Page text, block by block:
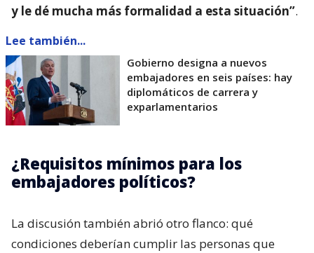
y le dé mucha más formalidad a esta situación”.
Lee también...
Gobierno designa a nuevos
embajadores en seis países: hay
diplomáticos de carrera y
exparlamentarios
¿Requisitos mínimos para los
embajadores políticos?
La discusión también abrió otro flanco: qué
condiciones deberían cumplir las personas que